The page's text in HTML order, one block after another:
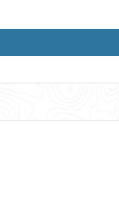
Humanity and